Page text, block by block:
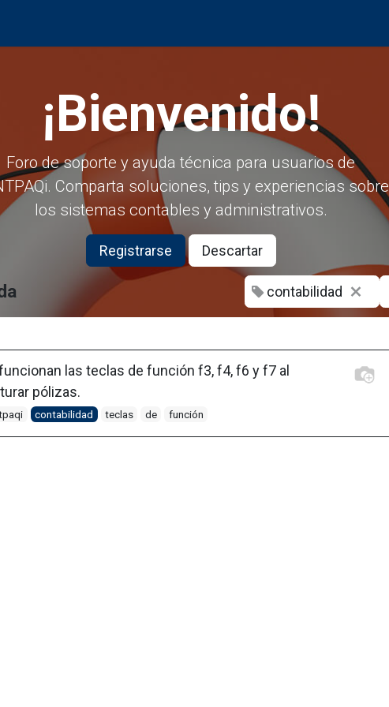
¡Bienvenido!
Foro de soporte y ayuda técnica para usuarios de
Comparta soluciones, tips y experiencias sobre
los sistemas contables y administrativos.
Registrarse Descartar
contabilidad
las teclas de función f3, f4, f6 y f7 al
pólizas.
contabilidad teclas de función